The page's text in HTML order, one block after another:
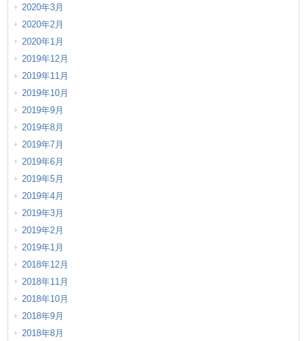
2020年3月
2020年2月
2020年1月
2019年12月
2019年11月
2019年10月
2019年9月
2019年8月
2019年7月
2019年6月
2019年5月
2019年4月
2019年3月
2019年2月
2019年1月
2018年12月
2018年11月
2018年10月
2018年9月
2018年8月